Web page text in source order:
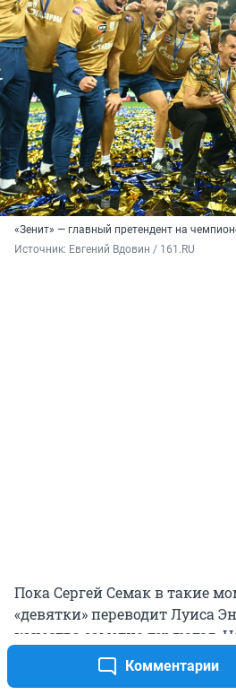
Комментарии
«Зенит» — главный претендент на
Источник: Евгений Вдовин / 161.RU
Пока Сергей Семак в такие
«девятки» переводит Луиса
качества заметно теряются.
Сантос, который этим летом
мира. В следующем сезоне